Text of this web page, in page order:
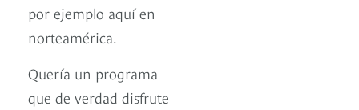
por ejemplo aquí en
norteamérica.
Quería un programa
que de verdad disfrute